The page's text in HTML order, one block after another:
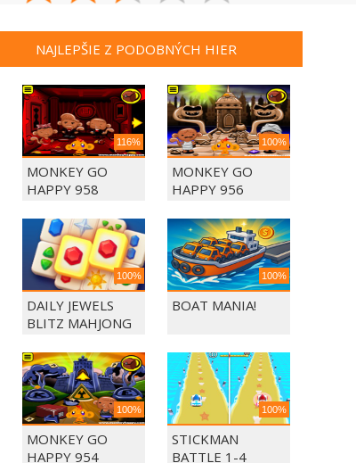
NAJLEPŠIE Z PODOBNÝCH HIER
116%
MONKEY GO
HAPPY 958
100%
MONKEY GO
HAPPY 956
100%
DAILY JEWELS
BLITZ MAHJONG
100%
BOAT MANIA!
100%
MONKEY GO
HAPPY 954
100%
STICKMAN
BATTLE 1-4